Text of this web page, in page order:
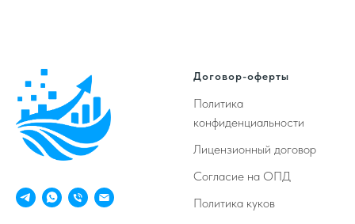
Договор-оферты
Политика
конфиденциальности
Лицензионный договор
Согласие на ОПД
Политика куков